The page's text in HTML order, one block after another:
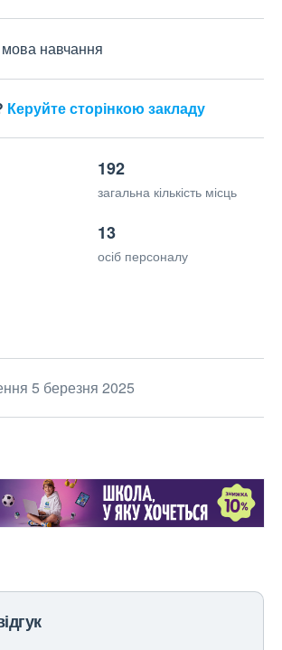
мова навчання
Керуйте сторінкою закладу
192
загальна кількість місць
13
осіб персоналу
5 березня 2025